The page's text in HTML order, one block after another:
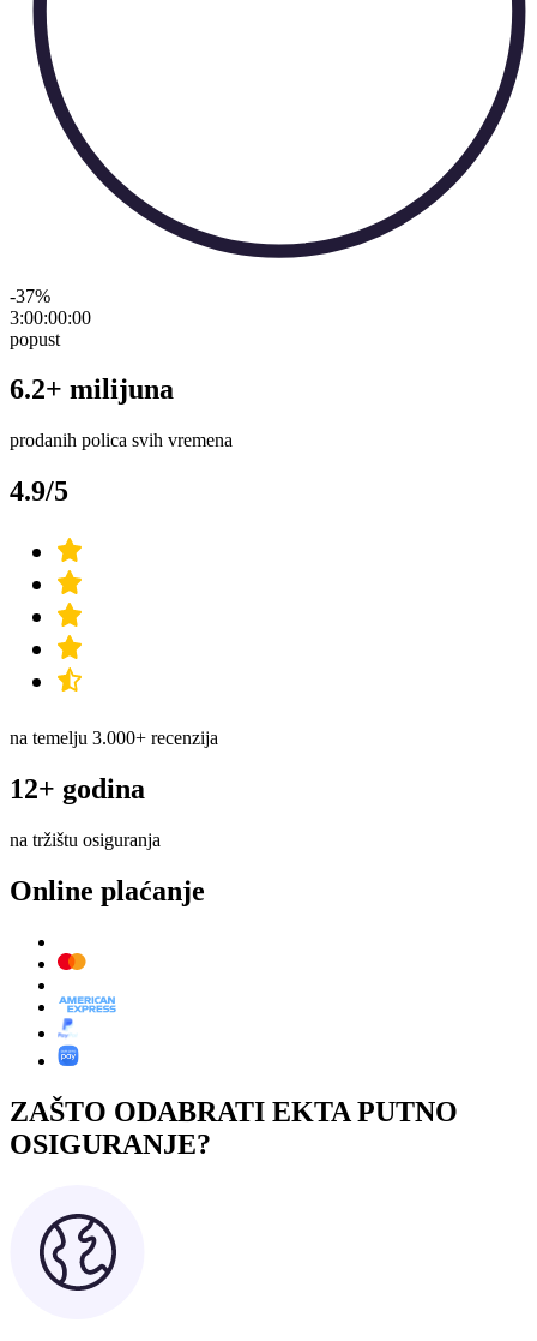
-37%
3:00:00:00
popust
6.2+ milijuna
prodanih polica svih vremena
4.9/5
na temelju 3.000+ recenzija
12+ godina
na tržištu osiguranja
Online plaćanje
ZAŠTO ODABRATI EKTA PUTNO
OSIGURANJE?